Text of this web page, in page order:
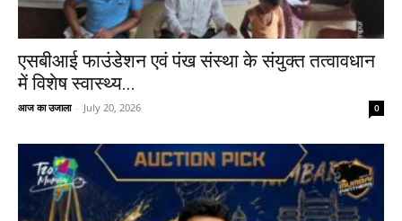
एसबीआई फाउंडेशन एवं पंख संस्था के संयुक्त तत्वावधान
में विशेष स्वास्थ्य...
आज का उजाला - July 20, 2026 0